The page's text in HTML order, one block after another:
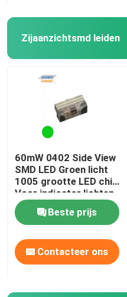
Zijaanzichtsmd leiden
60mW 0402 Side View
SMD LED Groen licht
1005 grootte LED chip
Voor indicator lichten
Beste prijs
Contacteer ons